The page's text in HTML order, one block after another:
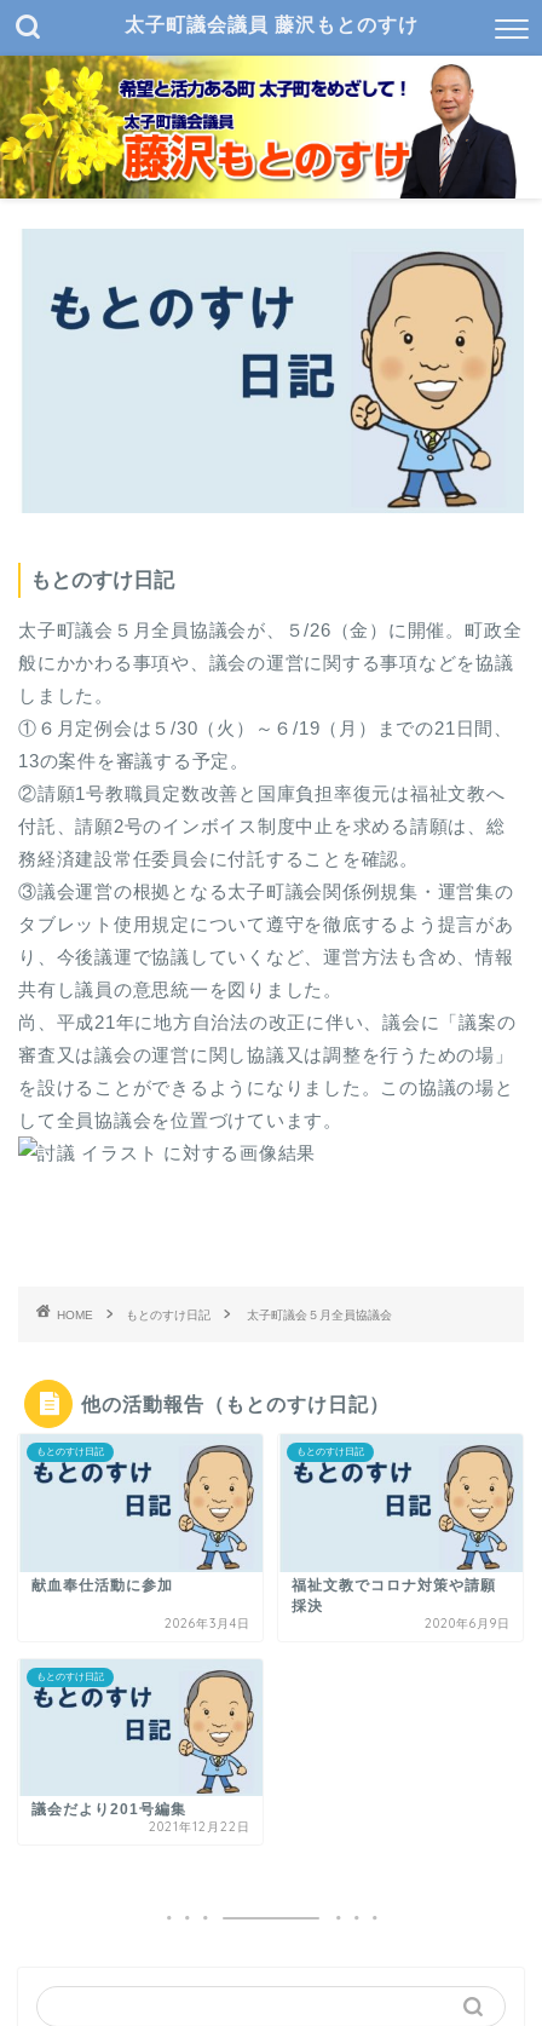
太子町議会議員 藤沢もとのすけ
もとのすけ日記
太子町議会５月全員協議会が、５/26（金）に開催。町政全
般にかかわる事項や、議会の運営に関する事項などを協議
しました。
①６月定例会は５/30（火）～６/19（月）までの21日間、
13の案件を審議する予定。
②請願1号教職員定数改善と国庫負担率復元は福祉文教へ
付託、請願2号のインボイス制度中止を求める請願は、総
務経済建設常任委員会に付託することを確認。
③議会運営の根拠となる太子町議会関係例規集・運営集の
タブレット使用規定について遵守を徹底するよう提言があ
り、今後議運で協議していくなど、運営方法も含め、情報
共有し議員の意思統一を図りました。
尚、平成21年に地方自治法の改正に伴い、議会に「議案の
審査又は議会の運営に関し協議又は調整を行うための場」
を設けることができるようになりました。この協議の場と
して全員協議会を位置づけています。
HOME もとのすけ日記 太子町議会５月全員協議会
他の活動報告（もとのすけ日記）
もとのすけ日記
献血奉仕活動に参加
2026年3月4日
もとのすけ日記
福祉文教でコロナ対策や請願
採決
2020年6月9日
もとのすけ日記
議会だより201号編集
2021年12月22日